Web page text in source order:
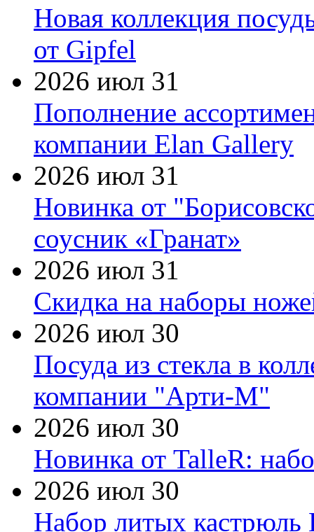
Новая коллекция
от Gipfel
2026 июл 31
Пополнение
компании Elan Gallery
2026 июл 31
Новинка от
соусник «Гранат»
2026 июл 31
Скидка на наборы
2026 июл 30
Посуда из стекла в
компании "Арти-М"
2026 июл 30
Новинка от TalleR:
2026 июл 30
Набор литых кастрюль